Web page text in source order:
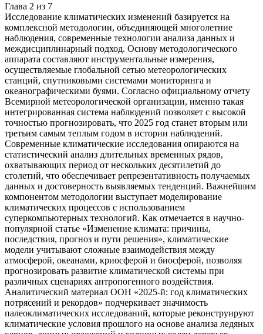
Глава 2 из 7
Исследование климатических изменений базируется на
комплексной методологии, объединяющей многолетние
наблюдения, современные технологии анализа данных и
междисциплинарный подход. Основу методологического
аппарата составляют инструментальные измерения,
осуществляемые глобальной сетью метеорологических
станций, спутниковыми системами мониторинга и
океанографическими буями. Согласно официальному отчету
Всемирной метеорологической организации, именно такая
интегрированная система наблюдений позволяет с высокой
точностью прогнозировать, что 2025 год станет вторым или
третьим самым теплым годом в истории наблюдений.
Современные климатические исследования опираются на
статистический анализ длительных временных рядов,
охватывающих период от нескольких десятилетий до
столетий, что обеспечивает репрезентативность получаемых
данных и достоверность выявляемых тенденций. Важнейшим
компонентом методологии выступает моделирование
климатических процессов с использованием
суперкомпьютерных технологий. Как отмечается в научно-
популярной статье «Изменение климата: причины,
последствия, прогноз и пути решения», климатические
модели учитывают сложные взаимодействия между
атмосферой, океанами, криосферой и биосферой, позволяя
прогнозировать развитие климатической системы при
различных сценариях антропогенного воздействия.
Аналитический материал ООН «2025-й: год климатических
потрясений и рекордов» подчеркивает значимость
палеоклиматических исследований, которые реконструируют
климатические условия прошлого на основе анализа ледяных